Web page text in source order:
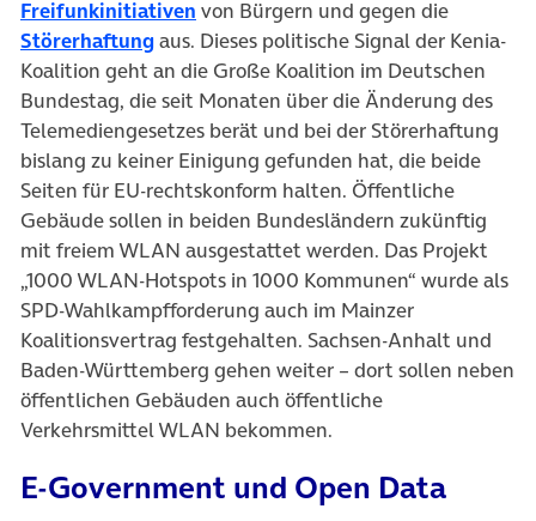
Freifunkinitiativen von Bürgern und gegen die
Störerhaftungaus. Dieses politische Signal der Kenia-
Koalition geht an die Große Koalition im Deutschen
Bundestag, die seit Monaten über die Änderung des
Telemediengesetzes berät und bei der Störerhaftung
bislang zu keiner Einigung gefunden hat, die beide
Seiten für EU-rechtskonform halten. Öffentliche
Gebäude sollen in beiden Bundesländern zukünftig
mit freiem WLAN ausgestattet werden. Das Projekt
„1000 WLAN-Hotspots in 1000 Kommunen“ wurde als
SPD-Wahlkampfforderung auch im Mainzer
Koalitionsvertrag festgehalten. Sachsen-Anhalt und
Baden-Württemberg gehen weiter – dort sollen neben
öffentlichen Gebäuden auch öffentliche
Verkehrsmittel WLAN bekommen.
E-Government und Open Data